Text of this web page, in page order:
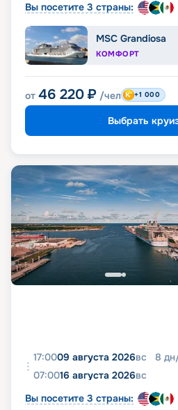
Вы посетите 3 страны:
MSC Grandiosa
КОМФОРТ
от 46 220 ₽ /чел +1 000
Выбрать
17:0009 августа 2026вс 8 дн
07:0016 августа 2026вс
Вы посетите 3 страны: